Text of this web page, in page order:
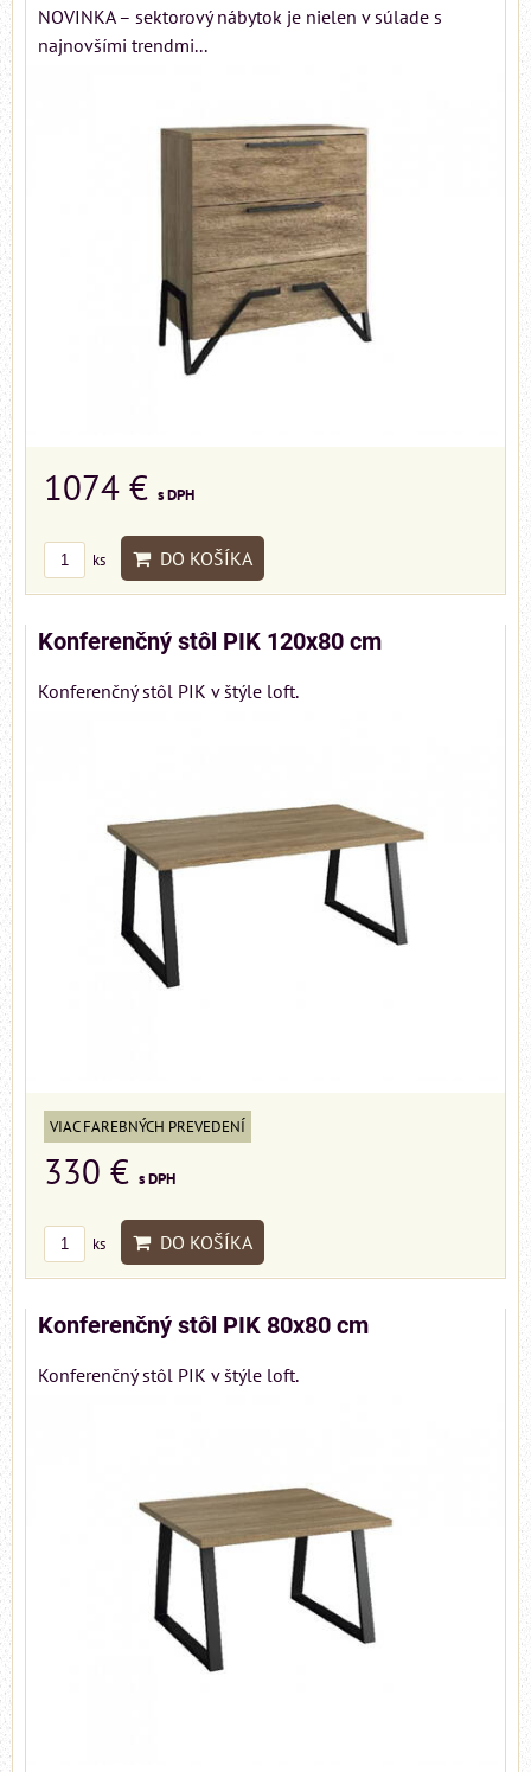
NOVINKA – sektorový nábytok je nielen v súlade s
najnovšími trendmi...
1074 € s DPH
ks DO KOŠÍKA
Konferenčný stôl PIK 120x80 cm
Konferenčný stôl PIK v štýle loft.
VIAC FAREBNÝCH PREVEDENÍ
330 € s DPH
ks DO KOŠÍKA
Konferenčný stôl PIK 80x80 cm
Konferenčný stôl PIK v štýle loft.